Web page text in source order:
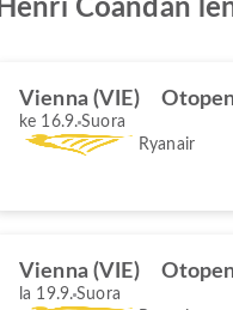
Henri Coandăn
Vienna (VIE)
ke 16.9. Suora
Ryanair
Vienna (VIE)
la 19.9. Suora